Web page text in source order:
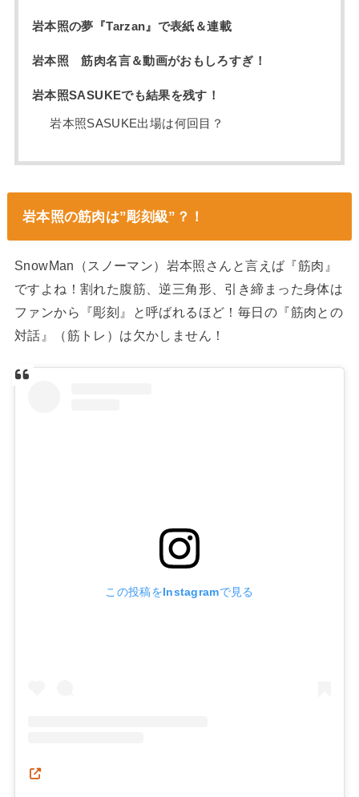
岩本照の夢『Tarzan』で表紙＆連載
岩本照 筋肉名言＆動画がおもしろすぎ！
岩本照SASUKEでも結果を残す！
岩本照SASUKE出場は何回目？
岩本照の筋肉は”彫刻級”？！
SnowMan（スノーマン）岩本照さんと言えば『筋肉』
ですよね！割れた腹筋、逆三角形、引き締まった身体は
ファンから『彫刻』と呼ばれるほど！毎日の『筋肉との
対話』（筋トレ）は欠かしません！
この投稿をInstagramで見る